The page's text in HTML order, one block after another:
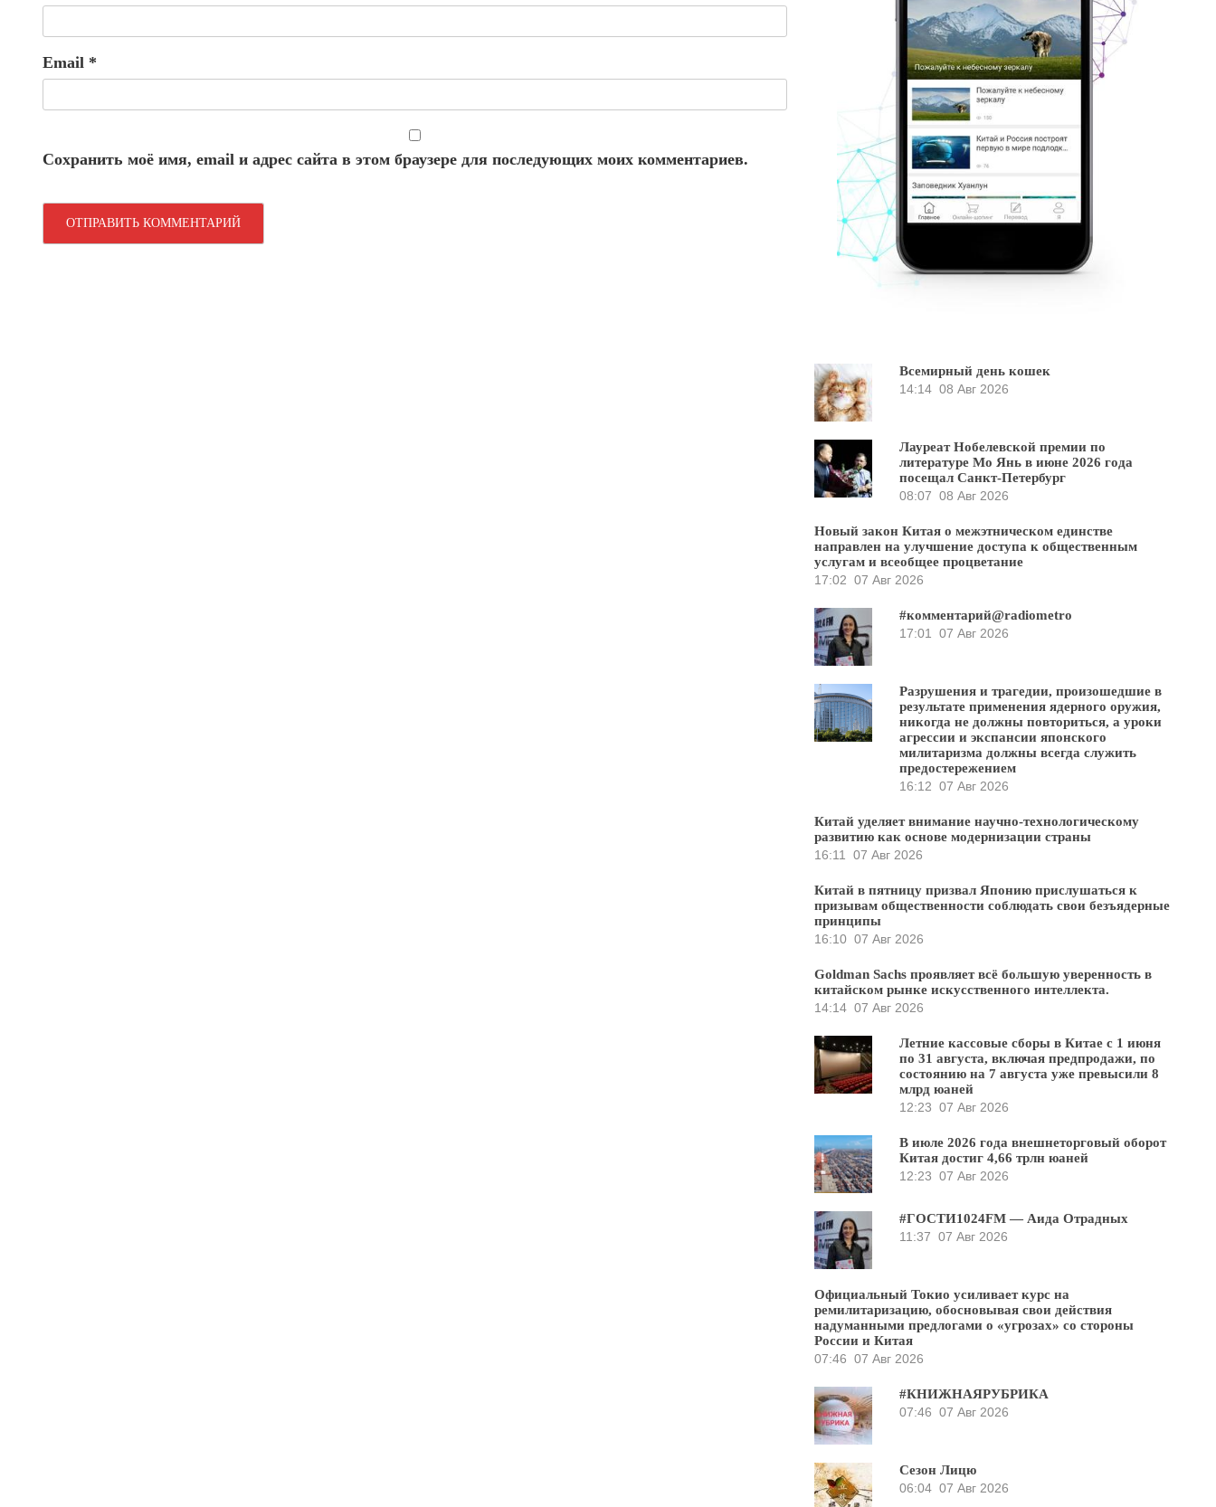
Email *
Сохранить моё имя, email и адрес сайта в этом браузере для последующих моих комментариев.
Всемирный день кошек
14:14 08 Авг 2026
Лауреат Нобелевской премии по
литературе Мо Янь в июне 2026 года
посещал Санкт-Петербург
08:07 08 Авг 2026
Новый закон Китая о межэтническом единстве
направлен на улучшение доступа к общественным
услугам и всеобщее процветание
17:02 07 Авг 2026
#комментарий@radiometro
17:01
07 Авг 2026
Разрушения и трагедии, произошедшие в
результате применения ядерного оружия,
никогда не должны повториться, а уроки
агрессии и экспансии японского
милитаризма должны всегда служить
предостережением
16:12 07 Авг 2026
Китай уделяет внимание научно-технологическому
развитию как основе модернизации страны
16:11
07 Авг 2026
Китай в пятницу призвал Японию прислушаться к
призывам общественности соблюдать свои безъядерные
принципы
16:10 07 Авг 2026
Goldman Sachs проявляет всё большую уверенность в
китайском рынке искусственного интеллекта.
14:14 07 Авг 2026
Летние кассовые сборы в Китае с 1 июня
по 31 августа, включая предпродажи, по
состоянию на 7 августа уже превысили 8
млрд юаней
12:23 07 Авг 2026
В июле 2026 года внешнеторговый оборот
Китая достиг 4,66 трлн юаней
12:23 07 Авг 2026
#ГОСТИ1024FM — Аида Отрадных
11:37 07 Авг 2026
Официальный Токио усиливает курс на
ремилитаризацию, обосновывая свои действия
надуманными предлогами о «угрозах» со стороны
России и Китая
07:46 07 Авг 2026
#КНИЖНАЯРУБРИКА
07:46 07 Авг 2026
Сезон Лицю
06:04 07 Авг 2026